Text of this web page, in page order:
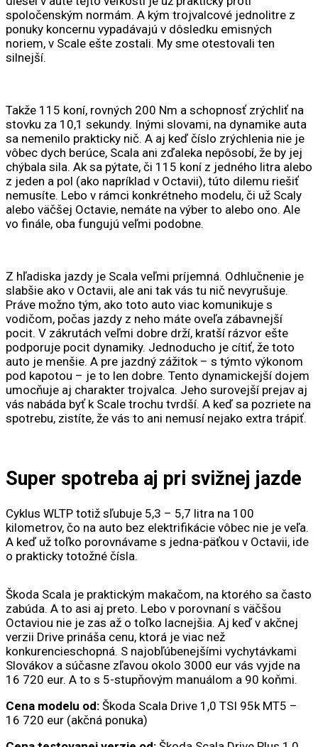
spoločenským normám. A kým trojvalcové jednolitre z
ponuky koncernu vypadávajú v dôsledku emisných
noriem, v Scale ešte zostali. My sme otestovali ten
silnejší.
Takže 115 koní, rovných 200 Nm a schopnosť zrýchliť na
stovku za 10,1 sekundy. Inými slovami, na dynamike auta
sa nemenilo prakticky nič. A aj keď číslo zrýchlenia nie je
vôbec dych berúce, Scala ani zďaleka nepôsobí, že by jej
chýbala sila. Ak sa pýtate, či 115 koní z jedného litra alebo
z jeden a pol (ako napríklad v Octavii), túto dilemu riešiť
nemusíte. Lebo v rámci konkrétneho modelu, či už Scaly
alebo väčšej Octavie, nemáte na výber to alebo ono. Ale
vo finále, oba fungujú veľmi podobne.
Z hľadiska jazdy je Scala veľmi príjemná. Odhlučnenie je
slabšie ako v Octavii, ale ani tak vás tu nič nevyrušuje.
Práve možno tým, ako toto auto viac komunikuje s
vodičom, počas jazdy z neho máte oveľa zábavnejší
pocit. V zákrutách veľmi dobre drží, kratší rázvor ešte
podporuje pocit dynamiky. Jednoducho je cítiť, že toto
auto je menšie. A pre jazdný zážitok – s týmto výkonom
pod kapotou – je to len dobre. Tento dynamickejší dojem
umocňuje aj charakter trojvalca. Jeho surovejší prejav aj
vás nabáda byť k Scale trochu tvrdší. A keď sa pozriete na
spotrebu, zistíte, že vás to ani nemusí nejako extra trápiť.
Super spotreba aj pri svižnej jazde
Cyklus WLTP totiž sľubuje 5,3 – 5,7 litra na 100
kilometrov, čo na auto bez elektrifikácie vôbec nie je veľa.
A keď už toľko porovnávame s jedna-päťkou v Octavii, ide
o prakticky totožné čísla.
Škoda Scala je praktickým makačom, na ktorého sa často
zabúda. A to asi aj preto. Lebo v porovnaní s väčšou
Octaviou nie je zas až o toľko lacnejšia. Aj keď v akčnej
verzii Drive prináša cenu, ktorá je viac než
konkurencieschopná. S najobľúbenejšími vychytávkami
Slovákov a súčasne zľavou okolo 3000 eur vás vyjde na
16 720 eur. A to s 5-stupňovým manuálom a 90 koňmi.
Cena modelu od: Škoda Scala Drive 1,0 TSI 95k MT5 –
16 720 eur (akčná ponuka)